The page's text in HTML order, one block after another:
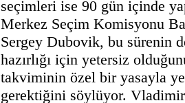
seçimleri ise 90 gün içinde
Merkez Seçim Komisyonu
Sergey Dubovik, bu sürenin
hazırlığı için yetersiz
takviminin özel bir yasayla
gerektiğini söylüyor.